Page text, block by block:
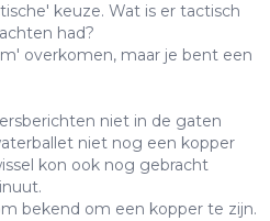
keuze. Wat is er tactisch
had?
overkomen, maar je bent een
niet in de gaten
niet nog een kopper
kon ook nog gebracht
bekend om een kopper te zijn.